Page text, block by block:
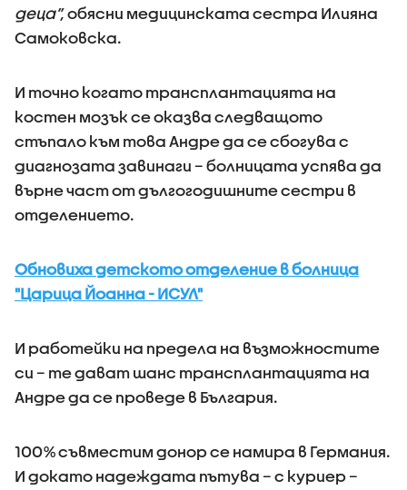
деца”,обясни медицинската сестра Илияна
Самоковска.
И точно когато трансплантацията на
костен мозък се оказва следващото
стъпало към това Андре да се сбогува с
диагнозата завинаги – болницата успява да
върне част от дългогодишните сестри в
отделението.
Обновиха детското отделение в болница
"Царица Йоанна - ИСУЛ"
И работейки на предела на възможностите
си – те дават шанс трансплантацията на
Андре да се проведе в България.
100% съвместим донор се намира в Германия.
И докато надеждата пътува – с куриер –